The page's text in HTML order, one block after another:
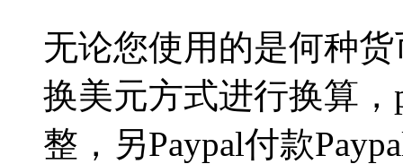
无论您使用的是何种
换美元方式进行换算
整，另Paypal付款